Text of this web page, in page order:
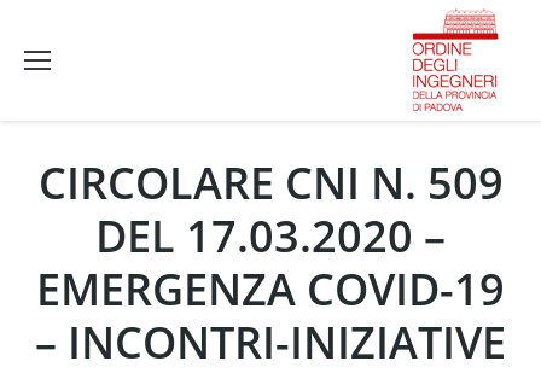
CIRCOLARE CNI N. 509
DEL 17.03.2020 –
EMERGENZA COVID-19
– INCONTRI-INIZIATIVE